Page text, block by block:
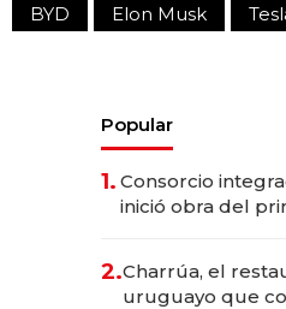
BYD Elon Musk
Popular
1. Consorcio
inició obra del
millones
2.Charrúa, el
uruguayo que